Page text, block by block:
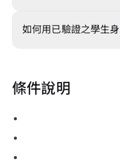
如何用已驗證之學生
條件說明